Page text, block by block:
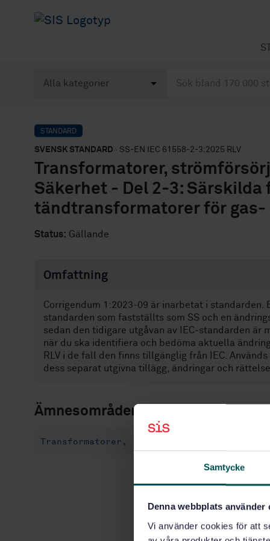
Samtycke
Denna webbplats använder
Vi använder cookies för att
STANDARD
SVENSK STANDARD · SS-EN IEC 61558-2-3:2025 RLV
Transformatorer,
Säkerhet - Del 2-3: Särskilda
tändtransformatorer för gas-
Status: Gällande
Omfattning
Corrigendum 1:2023-09 är inarbetat i standarden.
standarden som fastställts som SS och en
sedan den tidigare utgåvan av IEC-standarden är
när du ska identifiera och bedöma aktuella
RLV i de fall den finns tillgänglig från IEC.
dess separat utgivna tillägg, ändringar och
Ämnesområden
Transformatorer, reaktorer (29.180)